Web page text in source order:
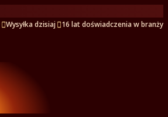
Wysyłka dzisiaj 16 lat doświadczenia w branży